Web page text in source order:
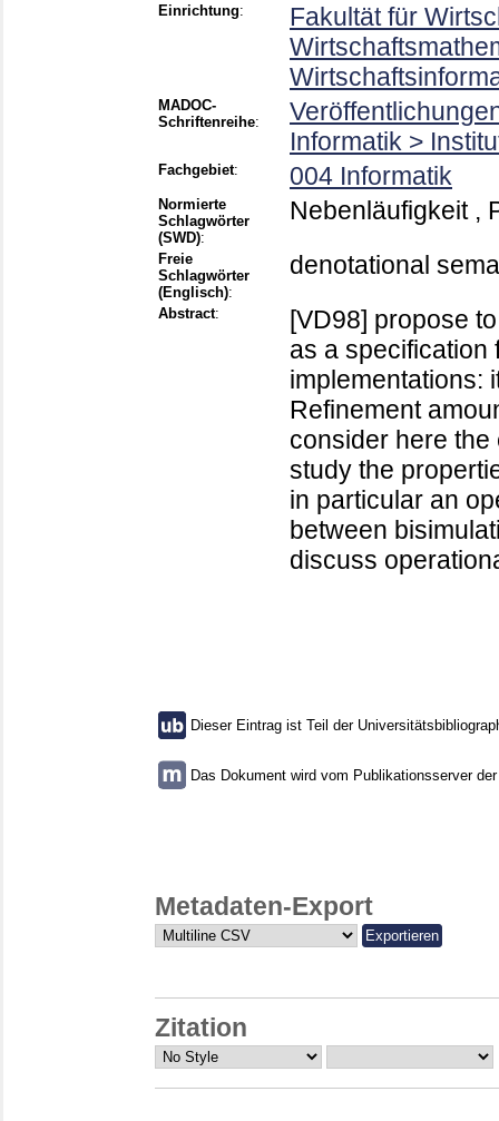
Einrichtung:
Fakultät für
MADOC-
Schriftenreihe:
Informatik >
Fachgebiet: 004 Informatik
Normierte
Schlagwörter
(SWD):
Nebenläufigkeit ,
Freie
Schlagwörter
(Englisch):
denotational
Abstract:
[VD98] propose
as a specification
implementations:
Refinement
consider here
study the
in particular an
between
discuss
Dieser Eintrag ist Teil der
Das Dokument wird vom Publikationsserver
Metadaten-Export
Zitation